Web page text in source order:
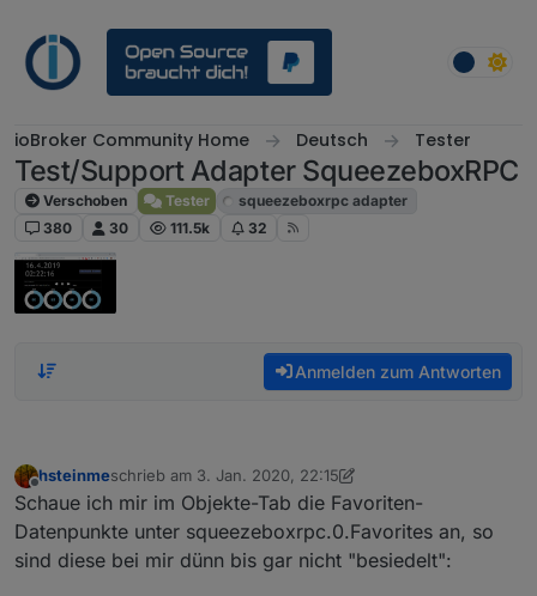
ioBroker Community Home Deutsch Tester
Test/Support Adapter SqueezeboxRPC
Verschoben Tester
squeezeboxrpc adapter
380
30 111.5k 32
Anmelden zum Antworten
Offline
hsteinmeschrieb am 3. Jan. 2020, 22:15
zuletzt editiert von hsteinme 1. März 2020, 23:16
Schaue ich mir im Objekte-Tab die Favoriten-
Datenpunkte unter squeezeboxrpc.0.Favorites an, so
sind diese bei mir dünn bis gar nicht "besiedelt":